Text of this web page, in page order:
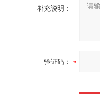
补充说明：
验证码：